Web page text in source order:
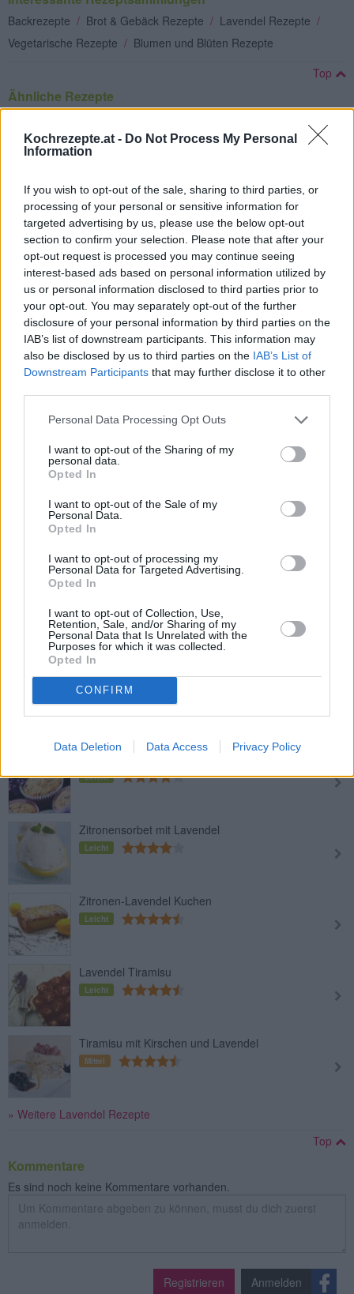
Kochrezepte.at - Do Not Process My Personal
Information
If you wish to opt-out of the sale, sharing to third parties, or
processing of your personal or sensitive information for
targeted advertising by us, please use the below opt-out
section to confirm your selection. Please note that after your
opt-out request is processed you may continue seeing
interest-based ads based on personal information utilized by
us or personal information disclosed to third parties prior to
your opt-out. You may separately opt-out of the further
disclosure of your personal information by third parties on the
IAB’s list of downstream participants. This information may
also be disclosed by us to third parties on the IAB’s List of
Downstream Participants that may further disclose it to other
Personal Data Processing Opt Outs
I want to opt-out of the Sharing of my
personal data.
Opted In
I want to opt-out of the Sale of my
Personal Data.
Opted In
I want to opt-out of processing my
Personal Data for Targeted Advertising.
Opted In
I want to opt-out of Collection, Use,
Retention, Sale, and/or Sharing of my
Personal Data that Is Unrelated with the
Purposes for which it was collected.
Opted In
CONFIRM
Data Deletion Data Access Privacy Policy
Backrezepte / Brot & Gebäck Rezepte / Lavendel Rezepte /
Vegetarische Rezepte / Blumen und Blüten Rezepte
Top
Ähnliche Rezepte
Leicht
Lavendelsirup
Leicht
Lavendelhonig
Leicht
Lavendeleis
Leicht
Leicht
Lavendelcreme mit Himbeeren
Leicht
Mandel-Cupcake mit Lavendelcreme
Mittel
Lavendelkekse
Leicht
Leicht
Zitronensorbet mit Lavendel
Leicht
Zitronen-Lavendel Kuchen
Leicht
Lavendel Tiramisu
Leicht
Tiramisu mit Kirschen und Lavendel
Mittel
» Weitere Lavendel Rezepte
Top
Kommentare
Es sind noch keine Kommentare vorhanden.
Registrieren Anmelden